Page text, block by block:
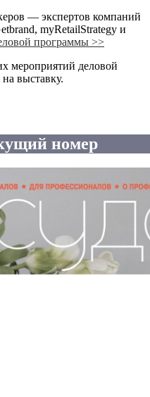
— экспертов компаний
myRetailStrategy и
программы >>
мероприятий деловой
выставку.
номер